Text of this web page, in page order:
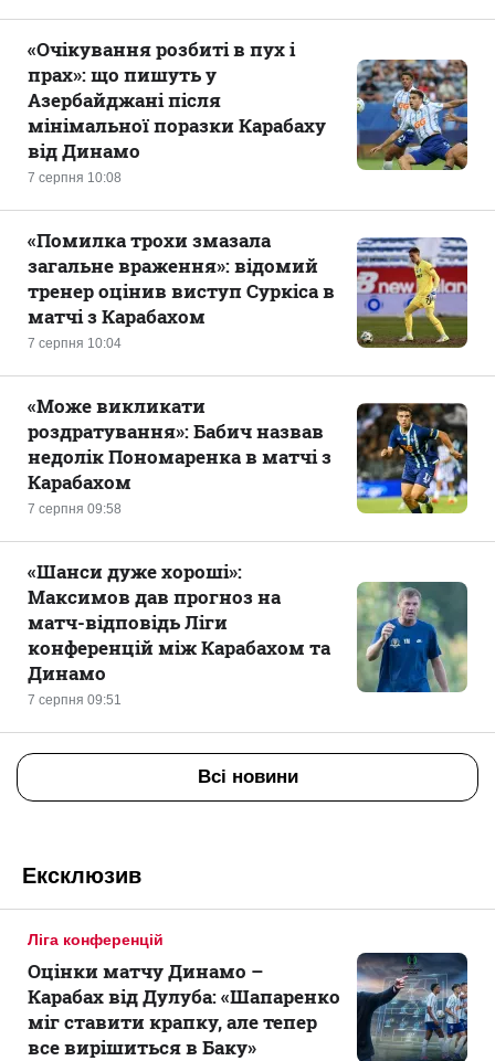
7 серпня 10:08
«Очікування розбиті в пух і
прах»: що пишуть у
Азербайджані після
мінімальної поразки Карабаху
від Динамо
7 серпня 10:04
«Помилка трохи змазала
загальне враження»: відомий
тренер оцінив виступ Суркіса в
матчі з Карабахом
7 серпня 09:58
«Може викликати
роздратування»: Бабич назвав
недолік Пономаренка в матчі з
Карабахом
7 серпня 09:51
«Шанси дуже хороші»:
Максимов дав прогноз на
матч-відповідь Ліги
конференцій між Карабахом та
Динамо
Всі новини
Ексклюзив
Ліга конференцій
Оцінки матчу Динамо –
Карабах від Дулуба: «Шапаренко
міг ставити крапку, але тепер
все вирішиться в Баку»